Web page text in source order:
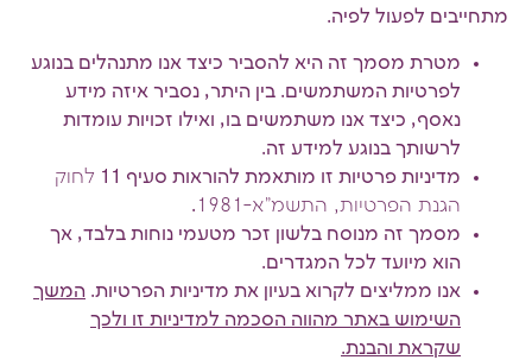
מתחייבים לפעול לפיה.
מטרת מסמך זה היא להסביר כיצד אנו מתנהלים בנוגע
לפרטיות המשתמשים. בין היתר, נסביר איזה מידע
נאסף, כיצד אנו משתמשים בו, ואילו זכויות עומדות
לרשותך בנוגע למידע זה.
מדיניות פרטיות זו מותאמת להוראות סעיף 11
לחוק
הגנת הפרטיות, התשמ"א-1981
.
מסמך זה מנוסח בלשון זכר מטעמי נוחות בלבד, אך
הוא מיועד לכל המגדרים.
אנו ממליצים לקרוא בעיון את מדיניות הפרטיות. המשך
השימוש באתר מהווה הסכמה למדיניות זו ולכך
שקראת והבנת.